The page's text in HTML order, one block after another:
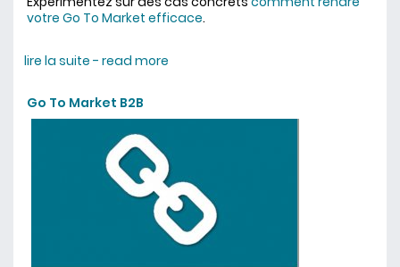
votre Go To Market efficace.
lire la suite - read more
Go To Market B2B